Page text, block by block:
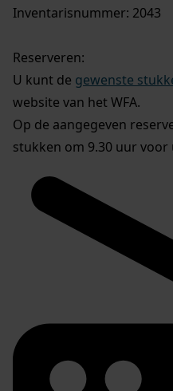
Inventarisnummer: 2043
Reserveren:
U kunt de gewenste
website van het WFA.
Op de aangegeven
stukken om 9.30 uur voor